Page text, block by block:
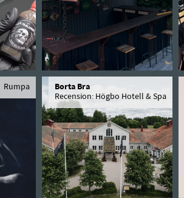
Rumpa
Borta Bra
Recension: Högbo Hotell & Spa